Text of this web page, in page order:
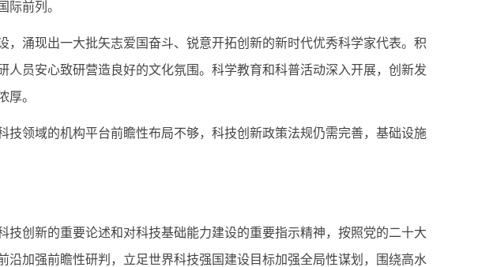
际前列。
涌现出一大批矢志爱国奋斗、锐意开拓创新的新时代优秀科学家代表。积
员安心致研营造良好的文化氛围。科学教育和科普活动深入开展，创新发
厚。
领域的机构平台前瞻性布局不够，科技创新政策法规仍需完善，基础设施
创新的重要论述和对科技基础能力建设的重要指示精神，按照党的二十大
加强前瞻性研判，立足世界科技强国建设目标加强全局性谋划，围绕高水